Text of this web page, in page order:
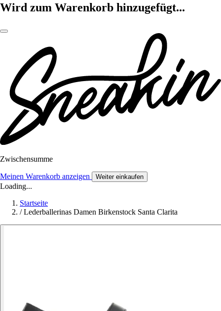
Wird zum Warenkorb hinzugefügt...
Zwischensumme
Meinen Warenkorb anzeigen Weiter einkaufen
Loading...
Startseite
/ Lederballerinas Damen Birkenstock Santa Clarita